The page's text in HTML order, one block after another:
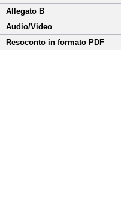
Allegato B
Audio/Video
Resoconto in formato PDF